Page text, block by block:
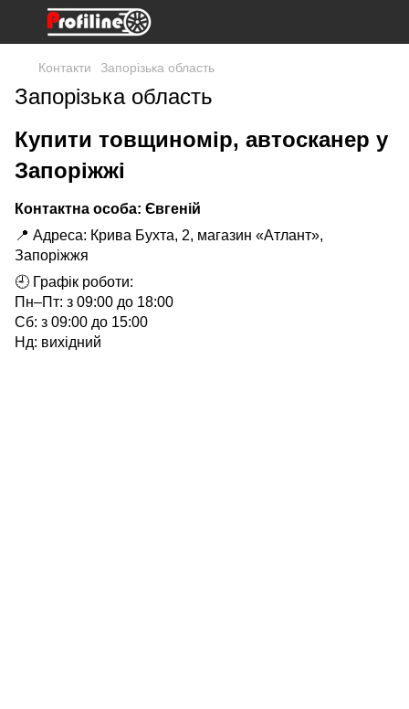
Контакти Запорізька область
Запорізька область
Купити товщиномір, автосканер у
Запоріжжі
Контактна особа: Євгеній
📍 Адреса: Крива Бухта, 2, магазин «Атлант»,
Запоріжжя
🕘 Графік роботи:
Пн–Пт: з 09:00 до 18:00
Сб: з 09:00 до 15:00
Нд: вихідний